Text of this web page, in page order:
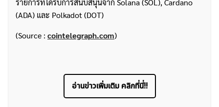
รายการที่ได้รับการสนับสนุนจาก Solana (SOL), Cardano
(ADA) และ Polkadot (DOT)
(Source : cointelegraph.com)
อ่านข่าวเพิ่มเติม คลิกที่นี่!!